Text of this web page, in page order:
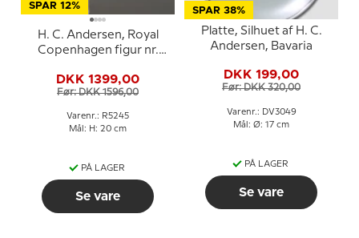
SPAR 12%
H. C. Andersen, Royal
Copenhagen figur nr.
DKK 1399,00
Før: DKK 1596,00
Varenr.: R5245
Mål: H: 20 cm
PÅ LAGER
Se vare
SPAR 38%
Platte, Silhuet af H. C.
Andersen, Bavaria
DKK 199,00
Før: DKK 320,00
Varenr.: DV3049
Mål: Ø: 17 cm
PÅ LAGER
Se vare